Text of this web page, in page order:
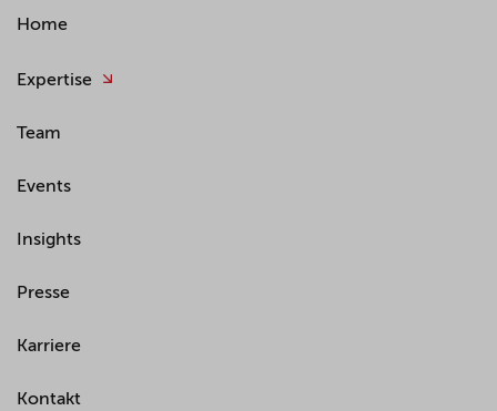
Home
Expertise
Team
Events
Insights
Presse
Karriere
Kontakt